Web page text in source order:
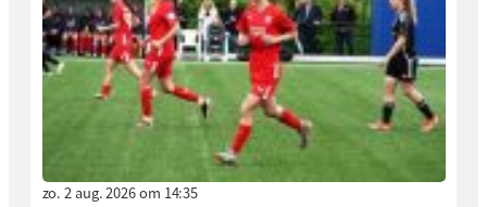
zo. 2 aug. 2026 om 14:35